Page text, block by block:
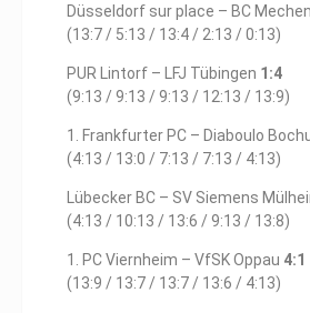
Düsseldorf sur place – BC
(13:7 / 5:13 / 13:4 / 2:13 / 0:13)
PUR Lintorf – LFJ Tübingen 1:4
(9:13 / 9:13 / 9:13 / 12:13 / 13:9)
1. Frankfurter PC – Diaboulo
(4:13 / 13:0 / 7:13 / 7:13 / 4:13)
Lübecker BC – SV Siemens
(4:13 / 10:13 / 13:6 / 9:13 / 13:8)
1. PC Viernheim – VfSK Oppau 4:1
(13:9 / 13:7 / 13:7 / 13:6 / 4:13)